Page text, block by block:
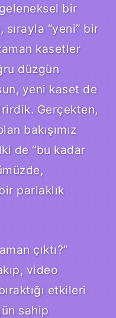
bir
“yeni” bir
kasetler
düzgün
yeni kaset de
Gerçekten,
bakışımız
de “bu kadar
parlaklık
çıktı?”
video
etkileri
sahip